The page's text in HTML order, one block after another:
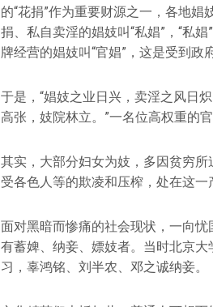
的“花捐”作为重要财源之一，各地娼
捐、私自卖淫的娼妓叫“私娼”，“私
牌经营的娼妓叫“官娼”，这是受到政
于是，“娼妓之业日兴，卖淫之风日
高张，妓院林立。”一名位高权重的
其实，大部分妇女为妓，多因贫穷
受各色人等的欺凌和压榨，处在这一
面对黑暗而惨痛的社会现状，一向
有蓄婢、纳妾、嫖妓者。当时北京
习，辜鸿铭、刘半农、邓之诚纳妾。